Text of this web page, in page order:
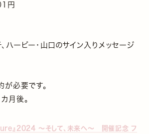
円
ービー・山口のサイン入りメッセージ
必要です。
月後。
』2024 ～そして、未来へ～ 開催記念 フ